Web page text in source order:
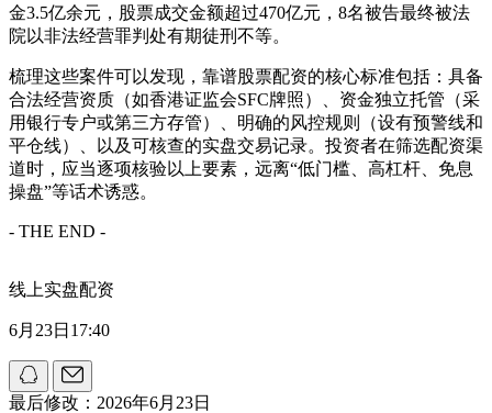
金3.5亿余元，股票成交金额超过470亿元，8名被告最终被法
院以非法经营罪判处有期徒刑不等。
梳理这些案件可以发现，靠谱股票配资的核心标准包括：具备
合法经营资质（如香港证监会SFC牌照）、资金独立托管（采
用银行专户或第三方存管）、明确的风控规则（设有预警线和
平仓线）、以及可核查的实盘交易记录。投资者在筛选配资渠
道时，应当逐项核验以上要素，远离“低门槛、高杠杆、免息
操盘”等话术诱惑。
- THE END -
线上实盘配资
6月23日17:40
最后修改：2026年6月23日